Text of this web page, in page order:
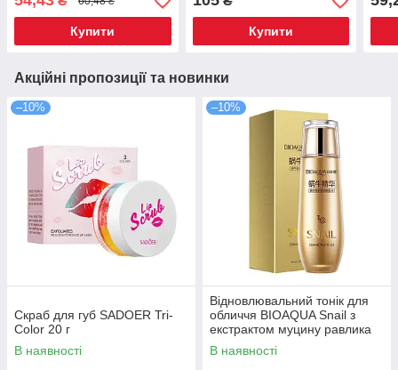
зволожувальний 50 г
Купити Купити
Акційні пропозиції та новинки
–10%
Скраб для губ SADOER Tri-
Color 20 г
В наявності
–10%
Відновлювальний тонік для
обличчя BIOAQUA Snail з
екстрактом муцину равлика
130 мл (BQY50288)
В наявності